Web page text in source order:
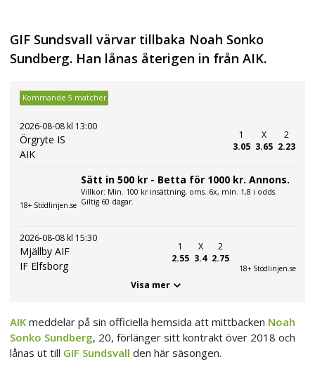
GIF Sundsvall värvar tillbaka Noah Sonko
Sundberg. Han lånas återigen in från AIK.
Kommande 5 matcher
2026-08-08 kl 13:00
Örgryte IS
AIK
1
3.05
X
3.65
2
2.23
18+ Stödlinjen.se
Sätt in 500 kr - Betta för 1000 kr. Annons.
Villkor: Min. 100 kr insättning, oms. 6x, min. 1,8 i odds.
Giltig 60 dagar.
2026-08-08 kl 15:30
Mjällby AIF
IF Elfsborg
1
2.55
X
3.4
2
2.75
18+ Stödlinjen.se
Visa mer
AIK meddelar på sin officiella hemsida att mittbacken Noah
Sonko Sundberg, 20, förlänger sitt kontrakt över 2018 och
lånas ut till GIF Sundsvall den här säsongen.